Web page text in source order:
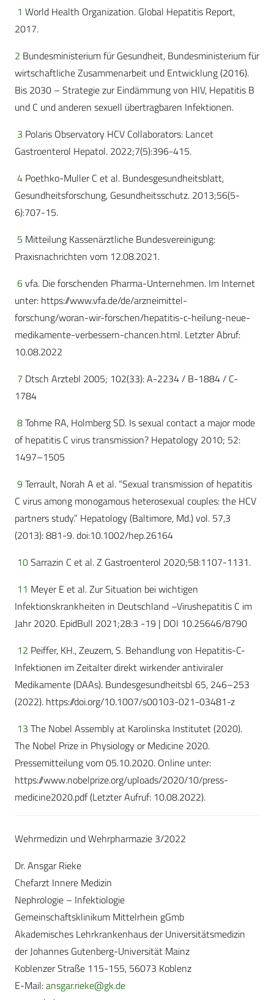
1 World Health Organization. Global Hepatitis Report,
2017.
2 Bundesministerium für Gesundheit, Bundesministerium für
wirtschaftliche Zusammenarbeit und Entwicklung (2016).
Bis 2030 – Strategie zur Eindämmung von HIV, Hepatitis B
und C und anderen sexuell übertragbaren Infektionen.
3 Polaris Observatory HCV Collaborators: Lancet
Gastroenterol Hepatol. 2022;7(5):396-415.
4 Poethko-Muller C et al. Bundesgesundheitsblatt,
Gesundheitsforschung, Gesundheitsschutz. 2013;56(5-
6):707-15.
5 Mitteilung Kassenärztliche Bundesvereinigung:
Praxisnachrichten vom 12.08.2021.
6vfa. Die forschenden Pharma-Unternehmen. Im Internet
unter: https://www.vfa.de/de/arzneimittel-
forschung/woran-wir-forschen/hepatitis-c-heilung-neue-
medikamente-verbessern-chancen.html. Letzter Abruf:
10.08.2022
7 Dtsch Arztebl 2005; 102(33): A-2234 / B-1884 / C-
1784
8Tohme RA, Holmberg SD. Is sexual contact a major mode
of hepatitis C virus transmission? Hepatology 2010; 52:
1497–1505
9 Terrault, Norah A et al. “Sexual transmission of hepatitis
C virus among monogamous heterosexual couples: the HCV
partners study.” Hepatology (Baltimore, Md.) vol. 57,3
(2013): 881-9. doi:10.1002/hep.26164
10Sarrazin C et al. Z Gastroenterol 2020;58:1107-1131.
11 Meyer E et al. Zur Situation bei wichtigen
Infektionskrankheiten in Deutschland –Virushepatitis C im
Jahr 2020. EpidBull 2021;28:3 -19 | DOI 10.25646/8790
12 Peiffer, KH., Zeuzem, S. Behandlung von Hepatitis-C-
Infektionen im Zeitalter direkt wirkender antiviraler
Medikamente (DAAs). Bundesgesundheitsbl 65, 246–253
(2022). https://doi.org/10.1007/s00103-021-03481-z
13 The Nobel Assembly at Karolinska Institutet (2020).
The Nobel Prize in Physiology or Medicine 2020.
Pressemitteilung vom 05.10.2020. Online unter:
https://www.nobelprize.org/uploads/2020/10/press-
medicine2020.pdf (Letzter Aufruf: 10.08.2022).
Wehrmedizin und Wehrpharmazie 3/2022
Dr. Ansgar Rieke
Chefarzt Innere Medizin
Nephrologie – Infektiologie
Gemeinschaftsklinikum Mittelrhein gGmb
Akademisches Lehrkrankenhaus der Universitätsmedizin
der Johannes Gutenberg-Universität Mainz
Koblenzer Straße 115-155, 56073 Koblenz
E-Mail:ansgar.rieke@gk.de